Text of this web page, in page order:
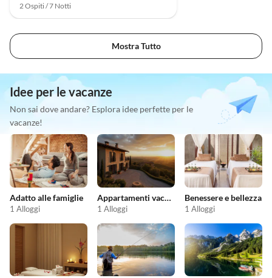
2 Ospiti / 7 Notti
Mostra Tutto
Idee per le vacanze
Non sai dove andare? Esplora idee perfette per le
vacanze!
Adatto alle famiglie
1 Alloggi
Appartamenti vacanze economici
1 Alloggi
Benessere e bellezza
1 Alloggi